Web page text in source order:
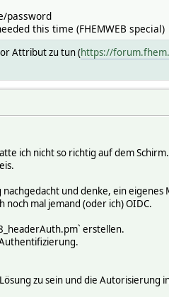
password
this time (FHEMWEB special)
Attribut zu tun (https://
ich nicht so richtig auf dem Schirm.
und denke, ein
mal jemand (oder ich) OIDC.
erstellen.
zu sein und die Autorisierung